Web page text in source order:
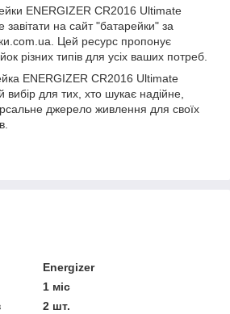
ENERGIZER CR2016 Ultimate
на сайт "батарейки" за
. Цей ресурс пропонує
різних типів для усіх ваших потреб.
ENERGIZER CR2016 Ultimate
для тих, хто шукає надійне,
джерело живлення для своїх
Energizer
1 міс
2 шт.